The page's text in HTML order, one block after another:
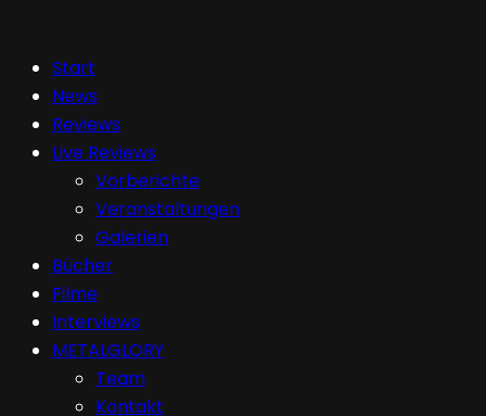
Start
News
Reviews
Live Reviews
Vorberichte
Veranstaltungen
Galerien
Bücher
Filme
Interviews
METALGLORY
Team
Kontakt